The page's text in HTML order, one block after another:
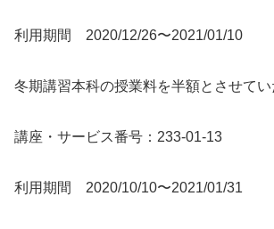
利用期間 2020/12/26〜2021/01/10
冬期講習本科の授業料を半額とさせてい
講座・サービス番号：233-01-13
利用期間 2020/10/10〜2021/01/31